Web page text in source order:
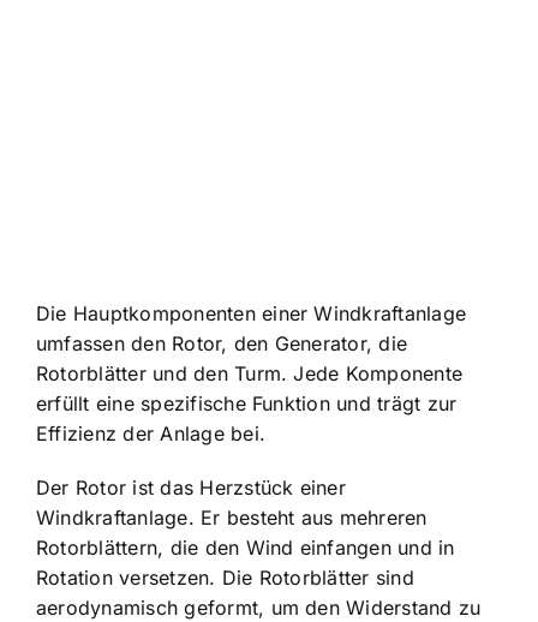
Die Hauptkomponenten einer Windkraftanlage
umfassen den Rotor, den Generator, die
Rotorblätter und den Turm. Jede Komponente
erfüllt eine spezifische Funktion und trägt zur
Effizienz der Anlage bei.
Der Rotor ist das Herzstück einer
Windkraftanlage. Er besteht aus mehreren
Rotorblättern, die den Wind einfangen und in
Rotation versetzen. Die Rotorblätter sind
aerodynamisch geformt, um den Widerstand zu